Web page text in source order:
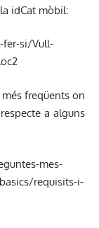
idCat mòbil:
si/Vull-
més freqüents on
a alguns
mes-
requisits-i-